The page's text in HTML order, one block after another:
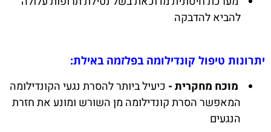
להביא להדבקה
יתרונות טיפול קונדילומה בפלזמה באילת:
מוכח מחקרית - כיעיל ביותר להסרת נגעי הקונדילומה
המאפשר הסרת קונדילומה מן השורש ומונע את חזרת
הנגעים